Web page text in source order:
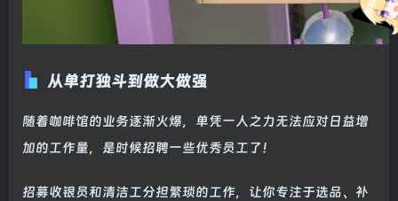
从单打独斗到做大做强
随着咖啡馆的业务逐渐火爆，单凭一人之力无法应对日益增
加的工作量，是时候招聘一些优秀员工了！
招募收银员和清洁工分担繁琐的工作，让你专注于选品、补